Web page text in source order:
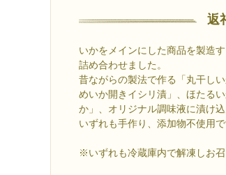
返
いかをメインにした商品を製造
詰め合わせました。
昔ながらの製法で作る「丸干し
めいか開きイシリ漬」、ほたる
か」、オリジナル調味液に漬け
いずれも手作り、添加物不使用で
※いずれも冷蔵庫内で解凍しお召